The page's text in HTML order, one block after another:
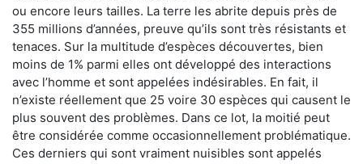
ou encore leurs tailles. La terre les abrite depuis près de
355 millions d’années, preuve qu’ils sont très résistants et
tenaces. Sur la multitude d’espèces découvertes, bien
moins de 1% parmi elles ont développé des interactions
avec l’homme et sont appelées indésirables. En fait, il
n’existe réellement que 25 voire 30 espèces qui causent le
plus souvent des problèmes. Dans ce lot, la moitié peut
être considérée comme occasionnellement problématique.
Ces derniers qui sont vraiment nuisibles sont appelés